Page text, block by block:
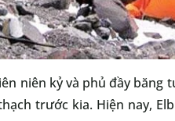
niên kỷ và phủ đầy băng
trước kia. Hiện nay,